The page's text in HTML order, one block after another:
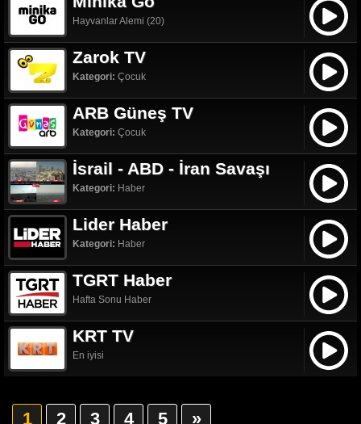
Hayvanlar Alemi (20)
Zarok TV
Kategori: Çocuk
ARB Güneş TV
Kategori: Çocuk
İsrail - ABD - İran Savaşı
Kategori: Haber
Lider Haber
Kategori: Haber
TGRT Haber
Hafta Sonu Haber
KRT TV
En iyisi
1 2 3 4 5 »